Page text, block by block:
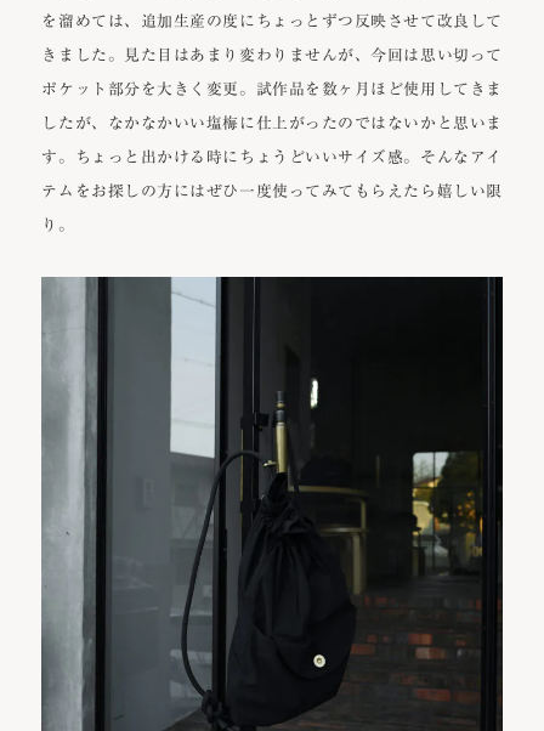
を溜めては、追加生産の度にちょっとずつ反映させて改良して
きました。見た目はあまり変わりませんが、今回は思い切って
ポケット部分を大きく変更。試作品を数ヶ月ほど使用してきま
したが、なかなかいい塩梅に仕上がったのではないかと思いま
す。ちょっと出かける時にちょうどいいサイズ感。そんなアイ
テムをお探しの方にはぜひ一度使ってみてもらえたら嬉しい限
り。